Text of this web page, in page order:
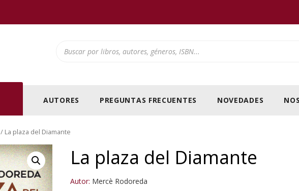
AUTORES PREGUNTAS FRECUENTES NOVEDADES
/ La plaza del Diamante
La plaza del Diamante
Autor: Mercè Rodoreda